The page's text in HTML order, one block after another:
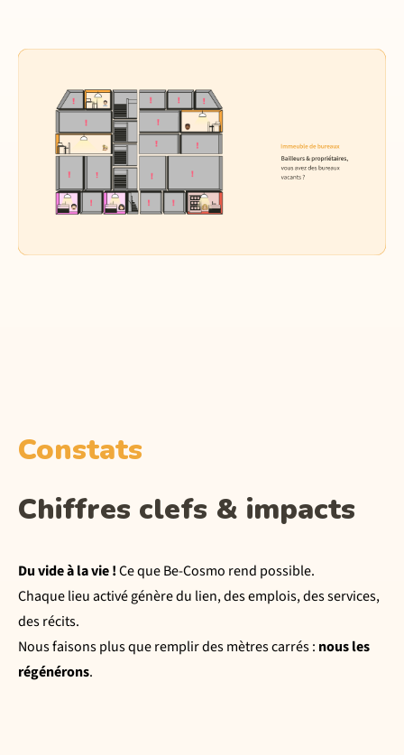
Constats
Chiffres clefs & impacts
Du vide à la vie !Ce que Be-Cosmo rend possible.
Chaque lieu activé génère du lien, des emplois, des services,
des récits.
Nous faisons plus que remplir des mètres carrés : nous les
régénérons.